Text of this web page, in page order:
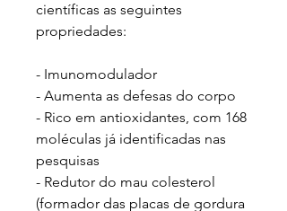
científicas as seguintes
propriedades:
- Imunomodulador
- Aumenta as defesas do corpo
- Rico em antioxidantes, com 168
moléculas já identificadas nas
pesquisas
- Redutor do mau colesterol
(formador das placas de gordura